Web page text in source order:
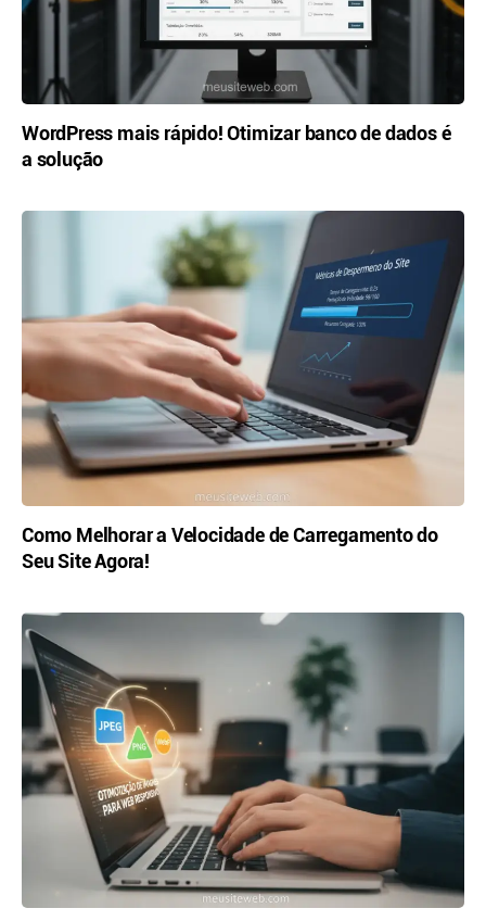
WordPress mais rápido! Otimizar banco de dados é
a solução
Como Melhorar a Velocidade de Carregamento do
Seu Site Agora!